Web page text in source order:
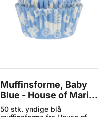
Muffinsforme, Baby
Blue - House of Marie,
50 stk.
50 stk. yndige blå